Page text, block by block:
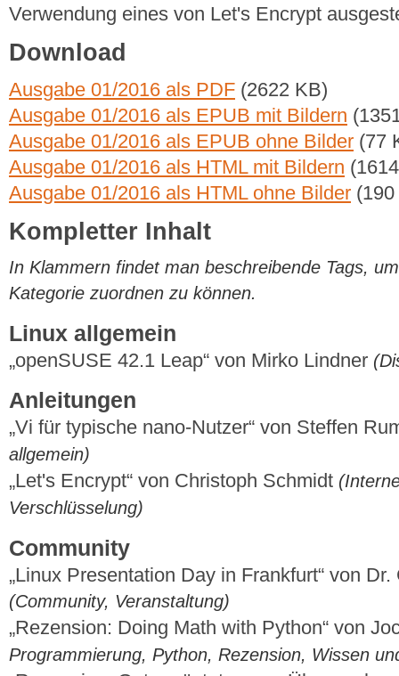
Verwendung eines von Let's Encrypt
Download
Ausgabe 01/2016 als PDF (2622 KB)
Ausgabe 01/2016 als EPUB mit Bildern
Ausgabe 01/2016 als EPUB ohne Bilder (77
Ausgabe 01/2016 als HTML mit Bildern
Ausgabe 01/2016 als HTML ohne Bilder
Kompletter Inhalt
In Klammern findet man beschreibende Tags,
Kategorie zuordnen zu können.
Linux allgemein
„openSUSE 42.1 Leap“ von Mirko Lindner
Anleitungen
„Vi für typische nano-Nutzer“ von Steffen
allgemein)
„Let's Encrypt“ von Christoph Schmidt
Verschlüsselung)
Community
„Linux Presentation Day in Frankfurt“ von
(Community, Veranstaltung)
„Rezension: Doing Math with Python“ von
Programmierung, Python, Rezension, Wissen